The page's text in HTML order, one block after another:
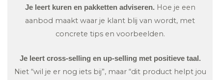
Je leert kuren en pakketten adviseren. Hoe je een
aanbod maakt waar je klant blij van wordt, met
concrete tips en voorbeelden.
Je leert cross-selling en up-selling met positieve taal.
Niet “wil je er nog iets bij”, maar “dit product helpt jou